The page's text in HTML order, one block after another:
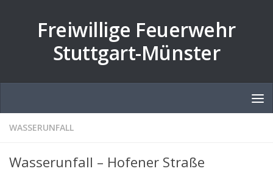
Freiwillige Feuerwehr
Stuttgart-Münster
WASSERUNFALL
Wasserunfall – Hofener Straße